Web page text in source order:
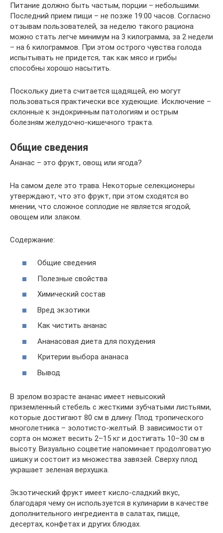
Питание должно быть частым, порции – небольшими.
Последний прием пищи – не позже 19:00 часов. Согласно
отзывам пользователей, за неделю такого рациона
можно стать легче минимум на 3 килограмма, за 2 недели
– на 6 килограммов. При этом острого чувства голода
испытывать не придется, так как мясо и грибы
способны хорошо насытить.
Поскольку диета считается щадящей, ею могут
пользоваться практически все худеющие. Исключение –
склонные к эндокринным патологиям и острым
болезням желудочно-кишечного тракта.
Общие сведения
Ананас – это фрукт, овощ или ягода?
На самом деле это трава. Некоторые селекционеры
утверждают, что это фрукт, при этом сходятся во
мнении, что сложное соплодие не является ягодой,
овощем или злаком.
Содержание:
Общие сведения
Полезные свойства
Химический состав
Вред экзотики
Как чистить ананас
Ананасовая диета для похудения
Критерии выбора ананаса
Вывод
В зрелом возрасте ананас имеет невысокий
приземленный стебель с жесткими зубчатыми листьями,
которые достигают 80 см в длину. Плод тропического
многолетника – золотисто-желтый. В зависимости от
сорта он может весить 2–15 кг и достигать 10–30 см в
высоту. Визуально соцветие напоминает продолговатую
шишку и состоит из множества завязей. Сверху плод
украшает зеленая верхушка.
Экзотический фрукт имеет кисло-сладкий вкус,
благодаря чему он используется в кулинарии в качестве
дополнительного ингредиента в салатах, пицце,
десертах, конфетах и других блюдах.